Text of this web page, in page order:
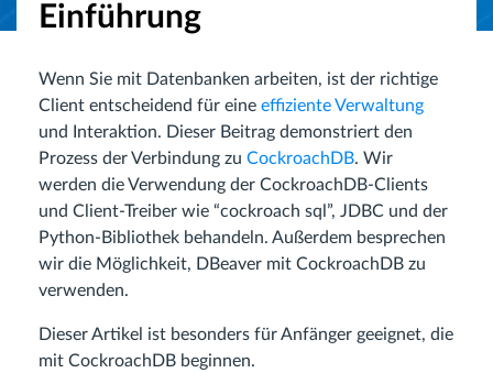
Einführung
Wenn Sie mit Datenbanken arbeiten, ist der richtige
Client entscheidend für eine effiziente Verwaltung
und Interaktion. Dieser Beitrag demonstriert den
Prozess der Verbindung zu CockroachDB. Wir
werden die Verwendung der CockroachDB-Clients
und Client-Treiber wie “cockroach sql”, JDBC und der
Python-Bibliothek behandeln. Außerdem besprechen
wir die Möglichkeit, DBeaver mit CockroachDB zu
verwenden.
Dieser Artikel ist besonders für Anfänger geeignet, die
mit CockroachDB beginnen.